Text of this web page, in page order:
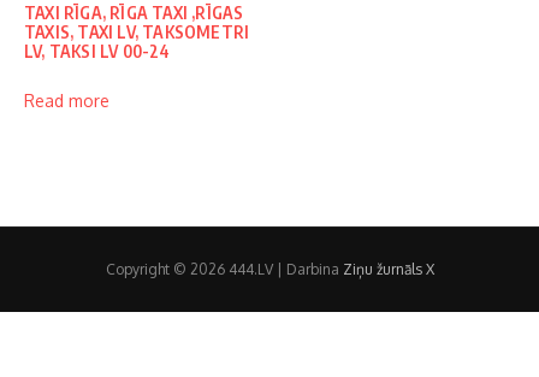
TAXI RĪGA, RĪGA TAXI ,RĪGAS
TAXIS, TAXI LV, TAKSOMETRI
LV, TAKSI LV 00-24
Read more
Copyright © 2026 444.LV | Darbina Ziņu žurnāls X